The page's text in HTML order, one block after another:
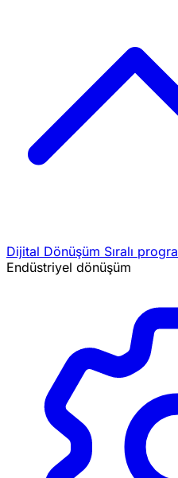
Dijital Dönüşüm Sıralı
Endüstriyel dönüşüm